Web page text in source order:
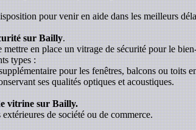
pour venir en aide dans les meilleurs
sur Bailly.
en place un vitrage de sécurité pour le
types :
pour les fenêtres, balcons ou toits
ses qualités optiques et acoustiques.
vitrine sur Bailly.
de société ou de commerce.